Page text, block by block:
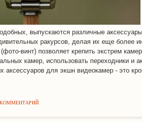
выпускаются различные
ракурсов, делая их еще более
винт) позволяет крепить экстрем
камер, использовать переходники и
аксессуаров для экшн видеокамер - это